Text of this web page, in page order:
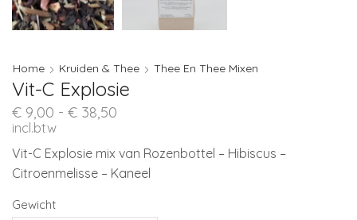
Home Kruiden & Thee Thee En Thee Mixen
Vit-C Explosie
€ 9,00 - € 38,50
€ 38,50
incl.btw
Vit-C Explosie mix van Rozenbottel – Hibiscus –
Citroenmelisse – Kaneel
Gewicht